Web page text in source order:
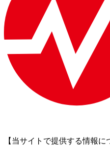
【当サイトで提供する情報に